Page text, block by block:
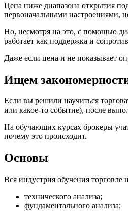
Цена ниже диапазона открытия
первоначальными настроениями,
Но, несмотря на это, с помощью
работает как поддержка и
Даже если цена и не показывает
Ищем
Если вы решили научиться
или какое-то событие), после
На обучающих курсах брокеры
почему это происходит.
Основы
Вся индустрия обучения торговле
технического анализа;
фундаментального анализа;